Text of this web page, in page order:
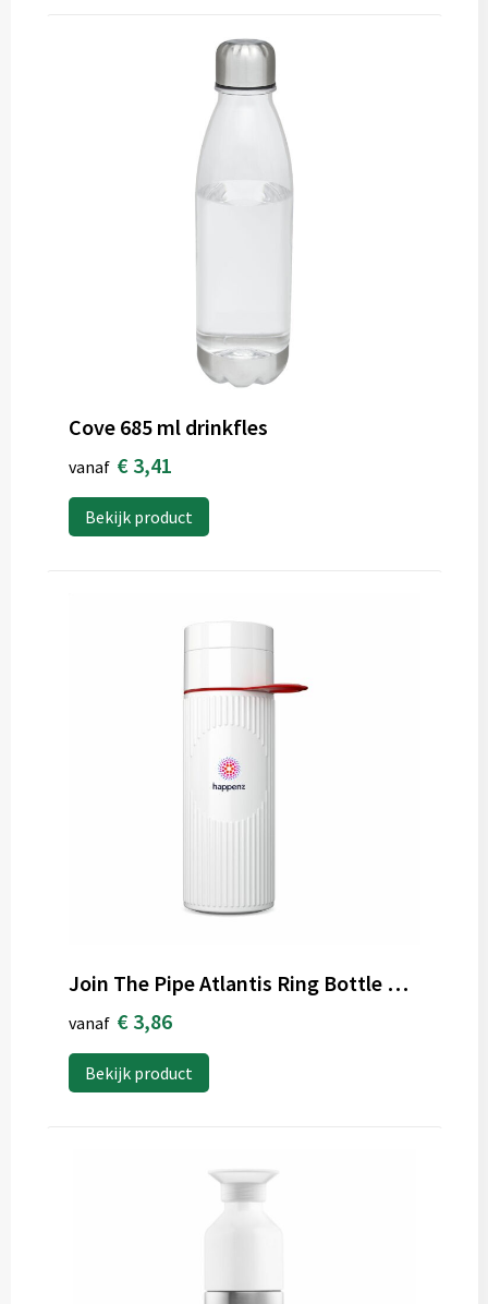
Cove 685 ml drinkfles
vanaf € 3,41
Bekijk product
Join The Pipe Atlantis Ring Bottle White 500 ml
vanaf € 3,86
Bekijk product